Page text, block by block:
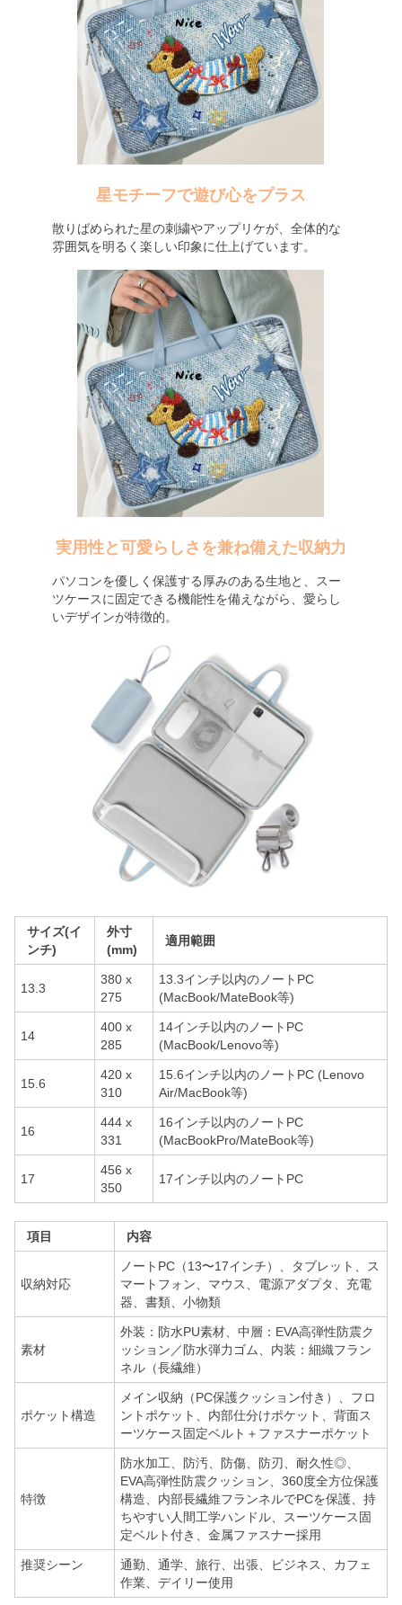
星モチーフで遊び心をプラス
散りばめられた星の刺繍やアップリケが、全体的な
雰囲気を明るく楽しい印象に仕上げています。
実用性と可愛らしさを兼ね備えた収納力
パソコンを優しく保護する厚みのある生地と、スー
ツケースに固定できる機能性を備えながら、愛らし
いデザインが特徴的。
サイズ(イ
ンチ)
外寸
(mm)
適用範囲
13.3
380 x
275
13.3インチ以内のノートPC
(MacBook/MateBook等)
14
400 x
285
14インチ以内のノートPC
(MacBook/Lenovo等)
15.6
420 x
310
15.6インチ以内のノートPC (Lenovo
Air/MacBook等)
16
444 x
331
16インチ以内のノートPC
(MacBookPro/MateBook等)
17
456 x
350
17インチ以内のノートPC
項目 内容
収納対応
ノートPC（13〜17インチ）、タブレット、ス
マートフォン、マウス、電源アダプタ、充電
器、書類、小物類
素材
外装：防水PU素材、中層：EVA高弾性防震ク
ッション／防水弾力ゴム、内装：細織フラン
ネル（長繊維）
ポケット構造
メイン収納（PC保護クッション付き）、フロ
ントポケット、内部仕分けポケット、背面ス
ーツケース固定ベルト＋ファスナーポケット
特徴
防水加工、防汚、防傷、防刃、耐久性◎、
EVA高弾性防震クッション、360度全方位保護
構造、内部長繊維フランネルでPCを保護、持
ちやすい人間工学ハンドル、スーツケース固
定ベルト付き、金属ファスナー採用
推奨シーン
通勤、通学、旅行、出張、ビジネス、カフェ
作業、デイリー使用